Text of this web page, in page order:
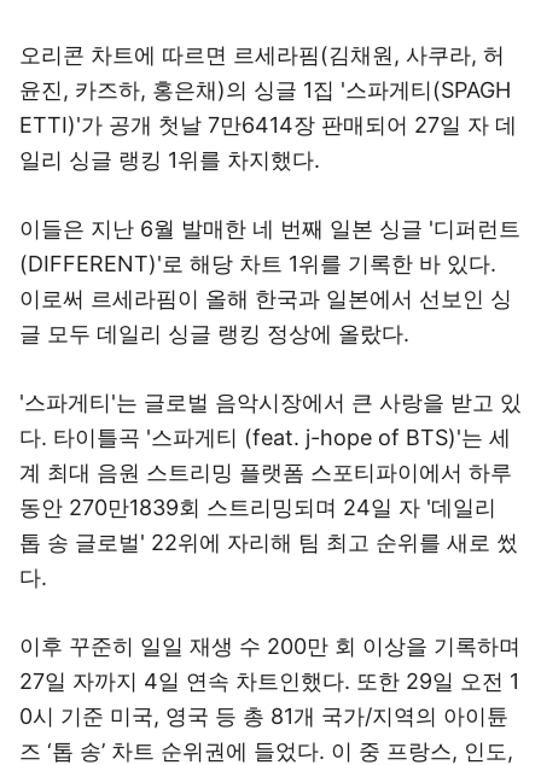
오리콘 차트에 따르면 르세라핌(김채원, 사쿠라, 허
윤진, 카즈하, 홍은채)의 싱글 1집 '스파게티(SPAGH
ETTI)'가 공개 첫날 7만6414장 판매되어 27일 자 데
일리 싱글 랭킹 1위를 차지했다.
이들은 지난 6월 발매한 네 번째 일본 싱글 '디퍼런트
(DIFFERENT)'로 해당 차트 1위를 기록한 바 있다.
이로써 르세라핌이 올해 한국과 일본에서 선보인 싱
글 모두 데일리 싱글 랭킹 정상에 올랐다.
'스파게티'는 글로벌 음악시장에서 큰 사랑을 받고 있
다. 타이틀곡 '스파게티 (feat. j-hope of BTS)'는 세
계 최대 음원 스트리밍 플랫폼 스포티파이에서 하루
동안 270만1839회 스트리밍되며 24일 자 '데일리
톱 송 글로벌' 22위에 자리해 팀 최고 순위를 새로 썼
다.
이후 꾸준히 일일 재생 수 200만 회 이상을 기록하며
27일 자까지 4일 연속 차트인했다. 또한 29일 오전 1
0시 기준 미국, 영국 등 총 81개 국가/지역의 아이튠
즈 ‘톱 송’ 차트 순위권에 들었다. 이 중 프랑스, 인도,